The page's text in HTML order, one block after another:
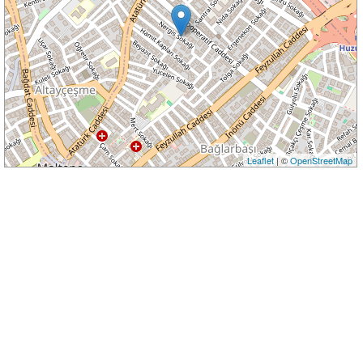
Leaflet| ©OpenStreetMap